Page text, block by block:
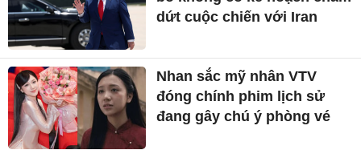
dứt cuộc chiến với Iran
Nhan sắc mỹ nhân VTV
đóng chính phim lịch sử
đang gây chú ý phòng vé